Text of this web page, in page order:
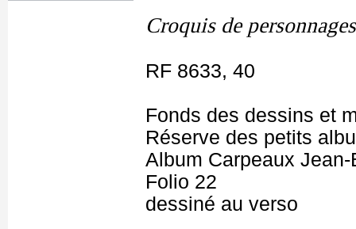
Croquis de personnages
RF 8633, 40
Fonds des dessins et
Réserve des petits
Album Carpeaux
Folio 22
dessiné au verso